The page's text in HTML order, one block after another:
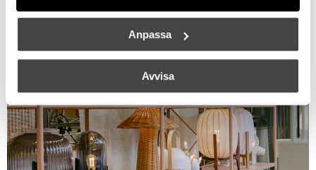
Anpassa
Avvisa